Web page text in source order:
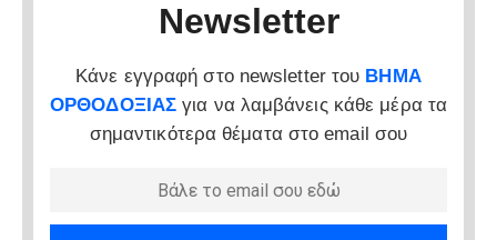
Newsletter
Κάνε εγγραφή στο newsletter του ΒΗΜΑ
ΟΡΘΟΔΟΞΙΑΣ για να λαμβάνεις κάθε μέρα τα
σημαντικότερα θέματα στο email σου